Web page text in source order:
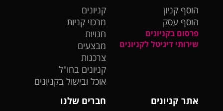
הוסף קניון
הוסף עסק
פרסום בקניונים
שירותי דיגיטל לקניונים
קניונים
מרכזי קניות
חנויות
מבצעים
צרכנות
קניונים בחו"ל
אוכל ובישול בקניונים
אתר קניונים
חברים שלנו